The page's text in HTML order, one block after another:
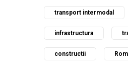
transport intermodal
infrastructura
constructii